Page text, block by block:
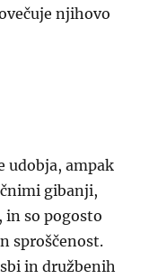
njihovo
udobja, ampak
gibanji,
in so pogosto
sproščenost.
in družbenih